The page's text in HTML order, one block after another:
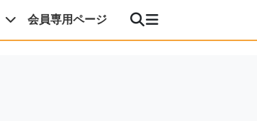
会員専用ページ